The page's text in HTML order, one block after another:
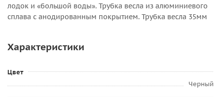
лодок и «большой воды». Трубка весла из алюминиевого
сплава с анодированным покрытием. Трубка весла 35мм
Характеристики
Цвет
Черный